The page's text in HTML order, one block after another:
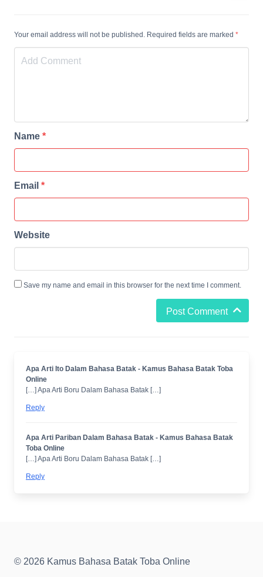
Your email address will not be published. Required fields are marked *
Name *
Email *
Website
Save my name and email in this browser for the next time I comment.
Post Comment
Apa Arti Ito Dalam Bahasa Batak - Kamus Bahasa Batak Toba
Online
[…] Apa Arti Boru Dalam Bahasa Batak […]
Reply
Apa Arti Pariban Dalam Bahasa Batak - Kamus Bahasa Batak
Toba Online
[…] Apa Arti Boru Dalam Bahasa Batak […]
Reply
© 2026 Kamus Bahasa Batak Toba Online